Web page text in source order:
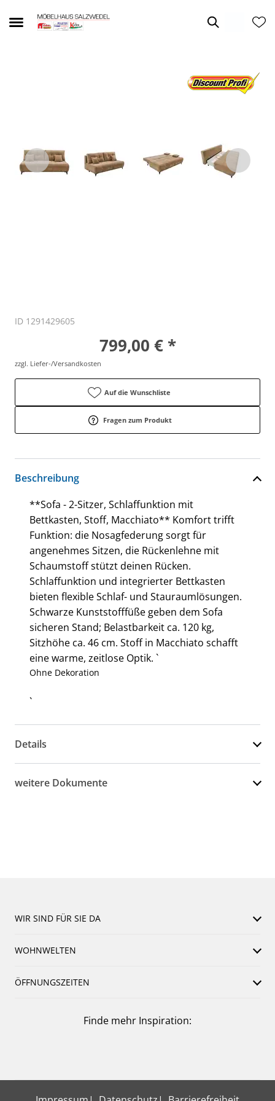
ID 1291429605
799,00 € *
zzgl. Liefer-/Versandkosten
Auf die Wunschliste
Fragen zum Produkt
Beschreibung
**Sofa - 2-Sitzer, Schlaffunktion mit
Bettkasten, Stoff, Macchiato** Komfort trifft
Funktion: die Nosagfederung sorgt für
angenehmes Sitzen, die Rückenlehne mit
Schaumstoff stützt deinen Rücken.
Schlaffunktion und integrierter Bettkasten
bieten flexible Schlaf- und Stauraumlösungen.
Schwarze Kunststofffüße geben dem Sofa
sicheren Stand; Belastbarkeit ca. 120 kg,
Sitzhöhe ca. 46 cm. Stoff in Macchiato schafft
eine warme, zeitlose Optik. `
Ohne Dekoration
`
Details
weitere Dokumente
WIR SIND FÜR SIE DA
WOHNWELTEN
ÖFFNUNGSZEITEN
Finde mehr Inspiration: